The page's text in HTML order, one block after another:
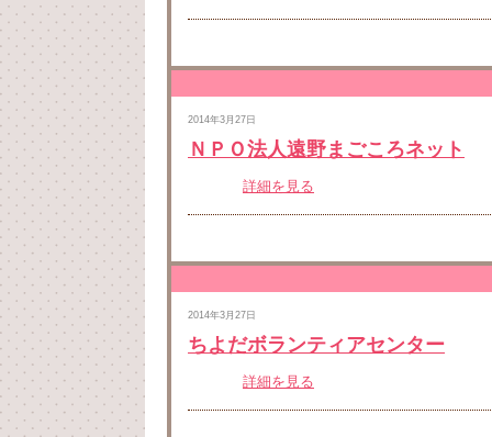
2014年3月27日
ＮＰＯ法人遠野まごころネット
詳細を見る
2014年3月27日
ちよだボランティアセンター
詳細を見る